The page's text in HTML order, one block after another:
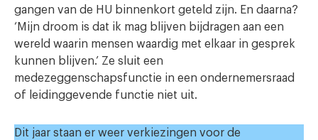
gangen van de HU binnenkort geteld zijn. En daarna?
‘Mijn droom is dat ik mag blijven bijdragen aan een
wereld waarin mensen waardig met elkaar in gesprek
kunnen blijven.’ Ze sluit een
medezeggenschapsfunctie in een ondernemersraad
of leidinggevende functie niet uit.
Dit jaar staan er weer verkiezingen voor de